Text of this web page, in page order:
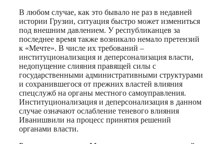
В любом случае, как это бывало не раз в недавней
истории Грузии, ситуация быстро может измениться
под внешним давлением. У республиканцев за
последнее время также возникало немало претензий
к «Мечте». В числе их требований –
институционализация и деперсонализация власти,
недопущение слияния правящей силы с
государственными административными структурами
и сохранившегося от прежних властей влияния
спецслужб на органы местного самоуправления.
Институционализация и деперсонализация в данном
случае означают ослабление теневого влияния
Иванишвили на процесс принятия решений
органами власти.